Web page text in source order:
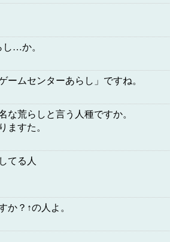
…か。
ームセンターあらし」ですね。
な荒らしと言う人種ですか。
ますた。
てる人
か？↑の人よ。